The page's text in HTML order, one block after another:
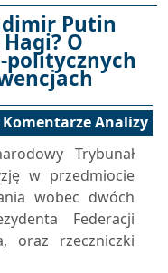
Putin
O
politycznych
17:00
Analizy
Trybunał
w przedmiocie
wobec dwóch
Federacji
oraz rzeczniczki